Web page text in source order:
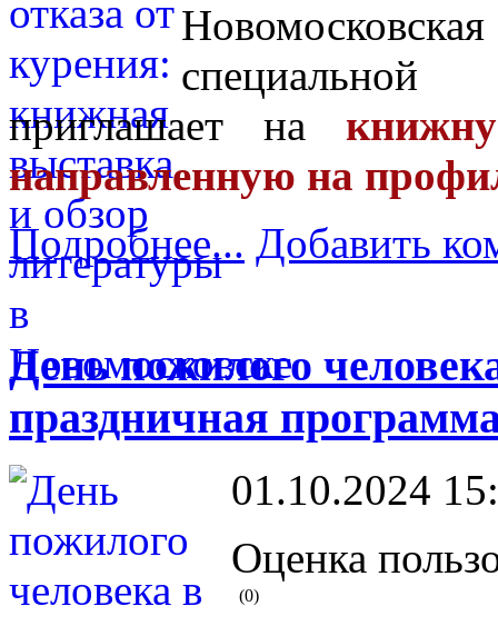
приглашает на
направленную на
Подробнее... Добавить
День пожилого
праздничная
01.10.2024
Оценка
(0)